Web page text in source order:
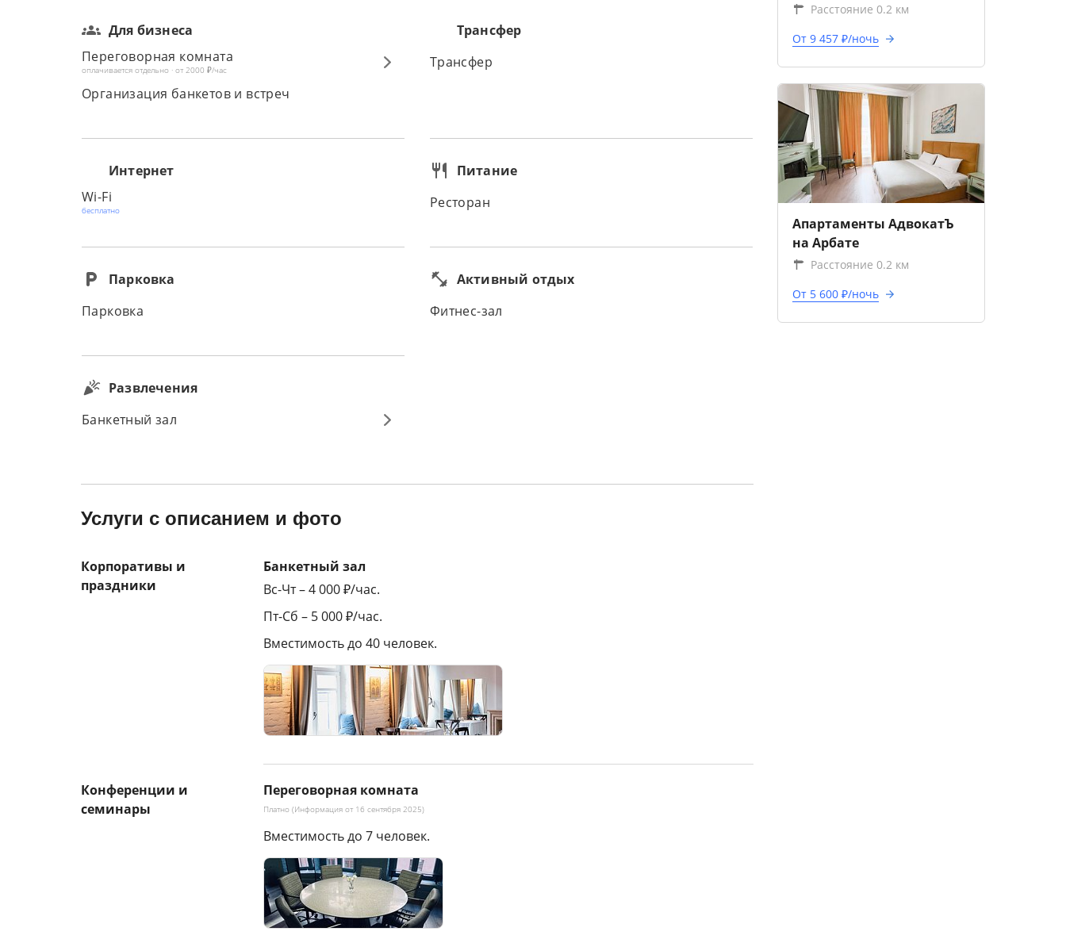
Для бизнеса
Переговорная комната
оплачивается отдельно · от 2000 ₽/час
Организация банкетов и встреч
Трансфер
Трансфер
Интернет
Wi-Fi
бесплатно
Питание
Ресторан
Парковка
Парковка
Активный отдых
Фитнес-зал
Развлечения
Банкетный зал
Услуги с описанием и фото
Корпоративы и
праздники
Банкетный зал
Вс-Чт – 4 000 ₽/час.
Пт-Сб – 5 000 ₽/час.
Вместимость до 40 человек.
Конференции и
семинары
Переговорная комната
Платно (Информация от 16 сентября 2025)
Вместимость до 7 человек.
Расстояние 0.2 км
От 9 457 ₽/ночь
Апартаменты АдвокатЪ
на Арбате
Расстояние 0.2 км
От 5 600 ₽/ночь